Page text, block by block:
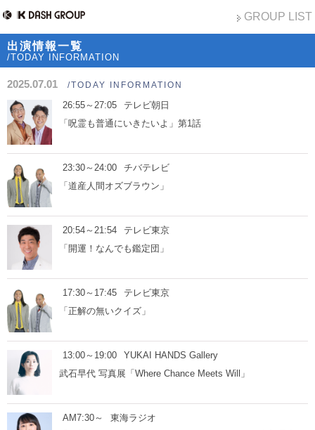
GROUP LIST
出演情報一覧
/TODAY INFORMATION
2025.07.01 /TODAY INFORMATION
26:55～27:05
テレビ朝日
「呪霊も普通にいきたいよ」第1話
23:30～24:00
チバテレビ
「道産人間オズブラウン」
20:54～21:54
テレビ東京
「開運！なんでも鑑定団」
17:30～17:45
テレビ東京
「正解の無いクイズ」
13:00～19:00
YUKAI HANDS Gallery
武石早代 写真展「Where Chance Meets Will」
AM7:30～
東海ラジオ